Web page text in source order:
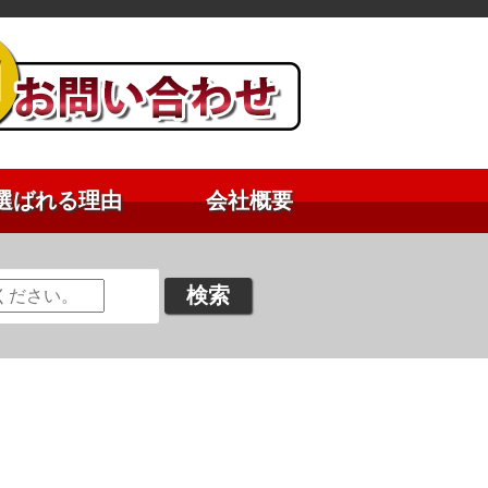
ばれる理由 会社概要